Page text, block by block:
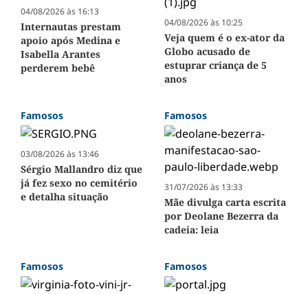
04/08/2026 às 16:13
Internautas prestam
apoio após Medina e
Isabella Arantes
perderem bebê
04/08/2026 às 10:25
Veja quem é o ex-ator da
Globo acusado de
estuprar criança de 5
anos
Famosos
03/08/2026 às 13:46
Sérgio Mallandro diz que
já fez sexo no cemitério
e detalha situação
Famosos
31/07/2026 às 13:33
Mãe divulga carta escrita
por Deolane Bezerra da
cadeia: leia
Famosos Famosos